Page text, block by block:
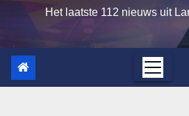
Het laatste 112 nieuws uit